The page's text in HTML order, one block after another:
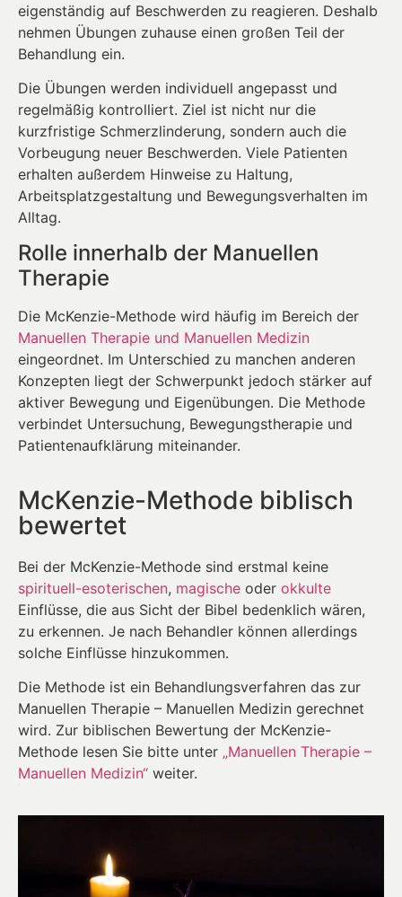
eigenständig auf Beschwerden zu reagieren. Deshalb
nehmen Übungen zuhause einen großen Teil der
Behandlung ein.
Die Übungen werden individuell angepasst und
regelmäßig kontrolliert. Ziel ist nicht nur die
kurzfristige Schmerzlinderung, sondern auch die
Vorbeugung neuer Beschwerden. Viele Patienten
erhalten außerdem Hinweise zu Haltung,
Arbeitsplatzgestaltung und Bewegungsverhalten im
Alltag.
Rolle innerhalb der Manuellen
Therapie
Die McKenzie-Methode wird häufig im Bereich der
Manuellen Therapie und Manuellen Medizin
eingeordnet. Im Unterschied zu manchen anderen
Konzepten liegt der Schwerpunkt jedoch stärker auf
aktiver Bewegung und Eigenübungen. Die Methode
verbindet Untersuchung, Bewegungstherapie und
Patientenaufklärung miteinander.
McKenzie-Methode biblisch
bewertet
Bei der McKenzie-Methode sind erstmal keine
spirituell-esoterischen, magische oder okkulte
Einflüsse, die aus Sicht der Bibel bedenklich wären,
zu erkennen. Je nach Behandler können allerdings
solche Einflüsse hinzukommen.
Die Methode ist ein Behandlungsverfahren das zur
Manuellen Therapie – Manuellen Medizin gerechnet
wird. Zur biblischen Bewertung der McKenzie-
Methode lesen Sie bitte unter „Manuellen Therapie –
Manuellen Medizin“ weiter.